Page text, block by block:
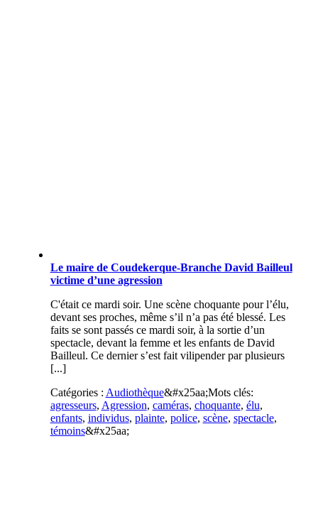
Le maire de Coudekerque-Branche David Bailleul
victime d’une agression
C'était ce mardi soir. Une scène choquante pour l’élu,
devant ses proches, même s’il n’a pas été blessé. Les
faits se sont passés ce mardi soir, à la sortie d’un
spectacle, devant la femme et les enfants de David
Bailleul. Ce dernier s’est fait vilipender par plusieurs
[...]
Catégories : Audiothèque&#x25aa;Mots clés:
agresseurs, Agression, caméras, choquante, élu,
enfants, individus, plainte, police, scène, spectacle,
témoins&#x25aa;